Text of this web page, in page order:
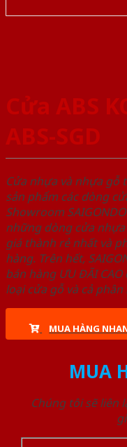
Cửa ABS
ABS-SGD
Cửa nhựa và nhựa gỗ
sản phẩm các dòng
Showroom
những dòng cửa
giá thành rẻ nhất và
hàng. Trên hết,
bán hàng ƯU ĐÃI
loại cửa gỗ và cả
MUA HÀNG
MUA
Chúng tôi sẽ liên